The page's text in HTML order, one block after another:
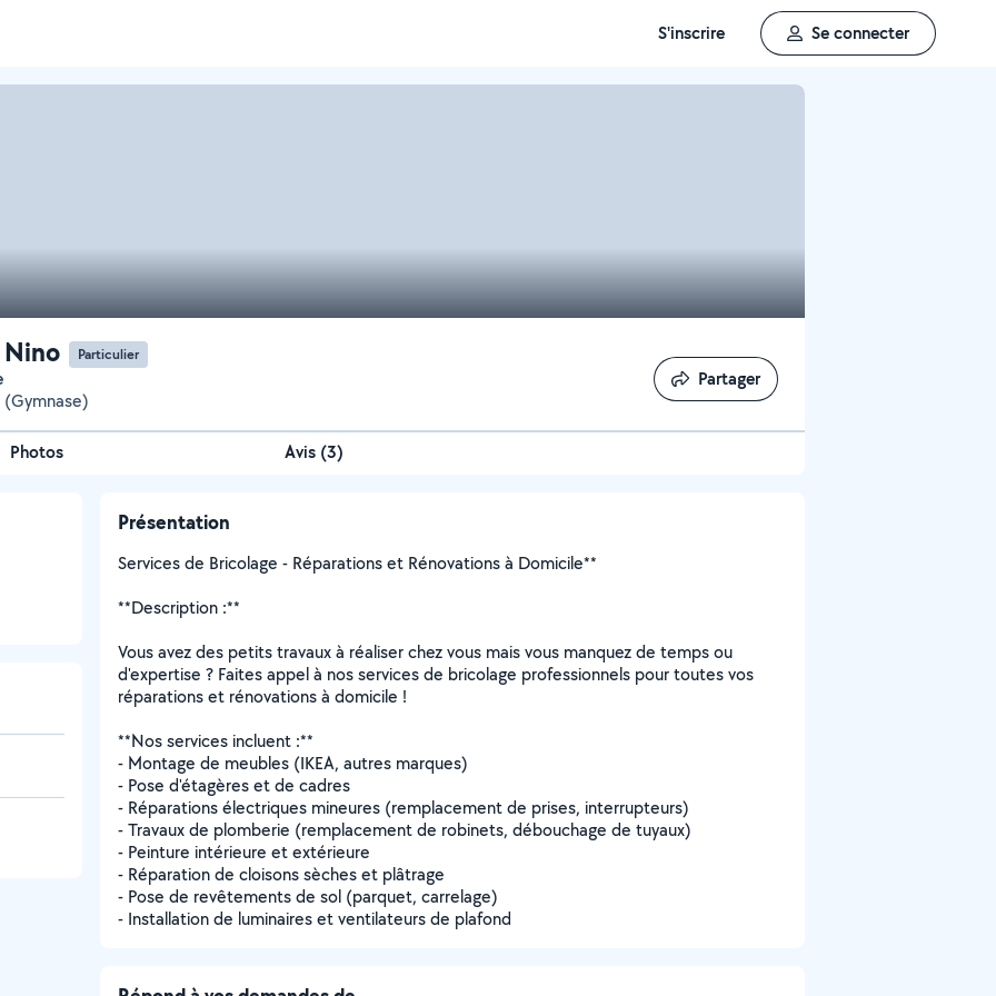
S'inscrire Se connecter
Particulier
Partager
Partager
Photos Avis (3)
Présentation
Services de Bricolage - Réparations et Rénovations à Domicile**
**Description :**
Vous avez des petits travaux à réaliser chez vous mais vous manquez de temps ou
d'expertise ? Faites appel à nos services de bricolage professionnels pour toutes vos
réparations et rénovations à domicile !
**Nos services incluent :**
- Montage de meubles (IKEA, autres marques)
- Pose d'étagères et de cadres
- Réparations électriques mineures (remplacement de prises, interrupteurs)
- Travaux de plomberie (remplacement de robinets, débouchage de tuyaux)
- Peinture intérieure et extérieure
- Réparation de cloisons sèches et plâtrage
- Pose de revêtements de sol (parquet, carrelage)
- Installation de luminaires et ventilateurs de plafond